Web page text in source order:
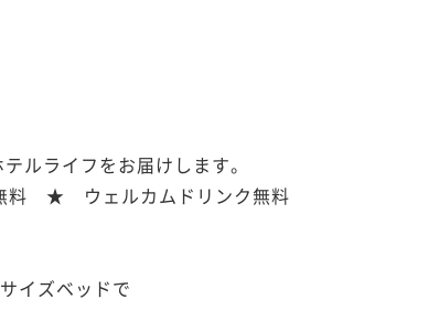
ルライフをお届けします。
　★　ウェルカムドリンク無料
イズベッドで